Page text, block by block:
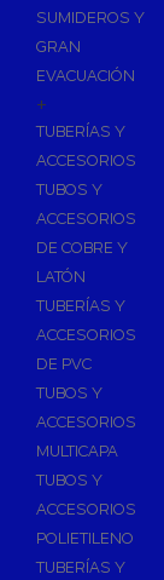
SUMIDEROS Y
GRAN
EVACUACIÓN
+
TUBERÍAS Y
ACCESORIOS
TUBOS Y
ACCESORIOS
DE COBRE Y
LATÓN
TUBERÍAS Y
ACCESORIOS
DE PVC
TUBOS Y
ACCESORIOS
MULTICAPA
TUBOS Y
ACCESORIOS
POLIETILENO
TUBERÍAS Y